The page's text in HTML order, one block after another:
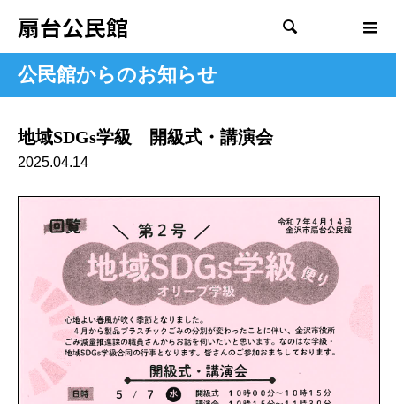
扇台公民館 
公民館からのお知らせ
地域SDGs学級 開級式・講演会
2025.04.14